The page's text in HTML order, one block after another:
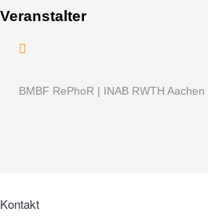
Veranstalter
BMBF RePhoR | INAB RWTH
Kontakt